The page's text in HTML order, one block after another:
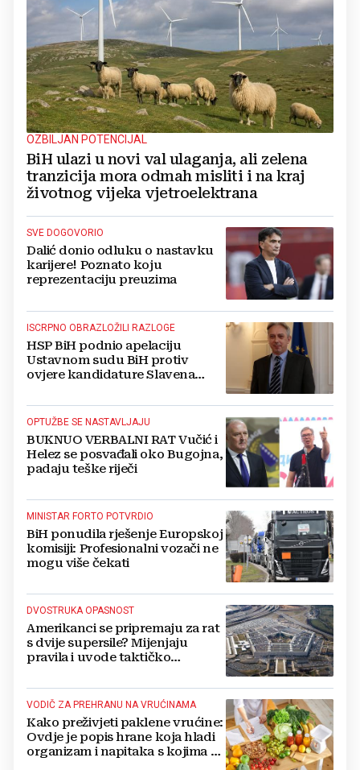
OZBILJAN POTENCIJAL
BiH ulazi u novi val ulaganja, ali zelena
tranzicija mora odmah misliti i na kraj
životnog vijeka vjetroelektrana
SVE DOGOVORIO
Dalić donio odluku o nastavku
karijere! Poznato koju
reprezentaciju preuzima
ISCRPNO OBRAZLOŽILI RAZLOGE
HSP BiH podnio apelaciju
Ustavnom sudu BiH protiv
ovjere kandidature Slavena
OPTUŽBE SE NASTAVLJAJU
BUKNUO VERBALNI RAT Vučić i
Helez se posvađali oko Bugojna,
padaju teške riječi
MINISTAR FORTO POTVRDIO
BiH ponudila rješenje Europskoj
komisiji: Profesionalni vozači ne
mogu više čekati
DVOSTRUKA OPASNOST
Amerikanci se pripremaju za rat
s dvije supersile? Mijenjaju
pravila i uvode taktičko
VODIČ ZA PREHRANU NA VRUĆINAMA
Kako preživjeti paklene vrućine:
Ovdje je popis hrane koja hladi
organizam i napitaka s kojima si